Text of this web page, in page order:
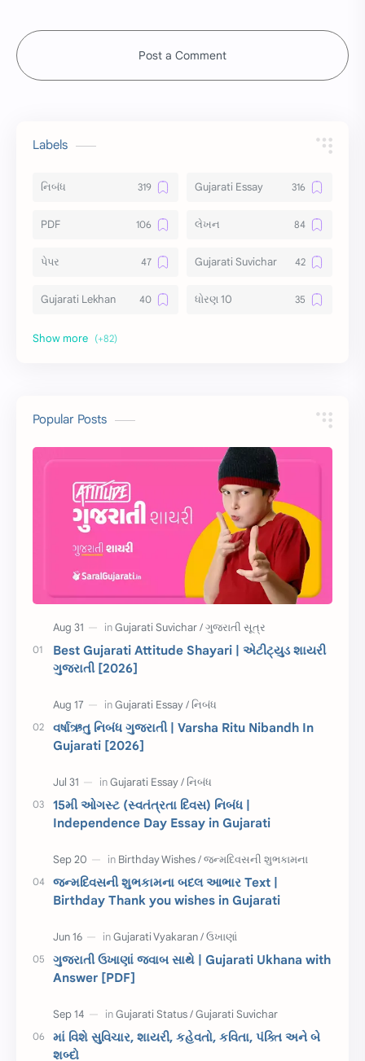
Post a Comment
Labels
નિબંધ Gujarati Essay
PDF લેખન
પેપર Gujarati Suvichar
Gujarati Lekhan ધોરણ 10
અર્થ વિસ્તાર
10 વાક્યો
સુવિચાર Gujarati Vyakaran
આરતી
અહેવાલ લેખન શુભેચ્છા સંદેશ
ગુજરાતી શબ્દો
ધોરણ 5 માહિતી
ગુજરાતી સૂત્ર
ચાલીસા
દિવાળી સમાનાર્થી શબ્દો
સ્પીચ ગુજરાતી
રક્ષાબંધન 26 જાન્યુઆરી
જાણવા જેવું ધોરણ 8
શિક્ષક દિવસ ઉત્તરાયણ
કહેવતો Birthday Wishes
Gujarati Slogans Gujarati Speech
ગુજરાતી વ્યાકરણ
જ્ઞાન સાધના પરીક્ષા Lekhan
Merit List
Popular Posts
Best Gujarati Attitude Shayari | એટીટ્યુડ શાયરી
ગુજરાતી [2026]
વર્ષાઋતુ નિબંધ ગુજરાતી | Varsha Ritu Nibandh In
Gujarati [2026]
15મી ઓગસ્ટ (સ્વતંત્રતા દિવસ) નિબંધ |
Independence Day Essay in Gujarati
જન્મદિવસની શુભકામના બદલ આભાર Text |
Birthday Thank you wishes in Gujarati
ગુજરાતી ઉખાણાં જવાબ સાથે | Gujarati Ukhana with
Answer [PDF]
માં વિશે સુવિચાર, શાયરી, કહેવતો, કવિતા, પંક્તિ અને બે
શબ્દો